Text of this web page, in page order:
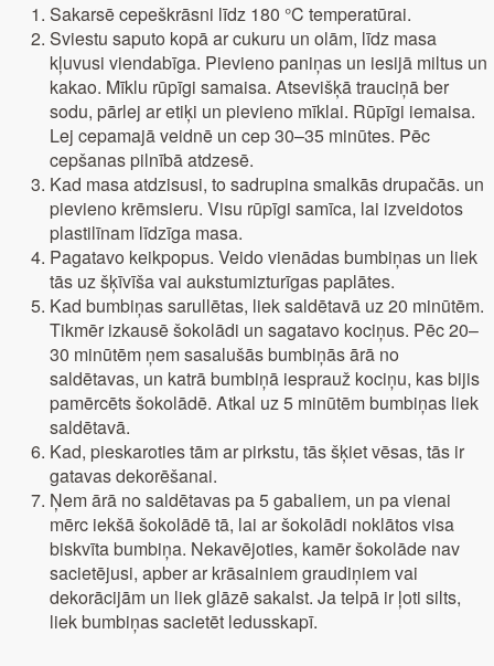
Sakarsē cepeškrāsni līdz 180 °C temperatūrai.
Sviestu saputo kopā ar cukuru un olām, līdz masa
kļuvusi viendabīga. Pievieno paniņas un iesijā miltus un
kakao. Mīklu rūpīgi samaisa. Atsevišķā trauciņā ber
sodu, pārlej ar etiķi un pievieno mīklai. Rūpīgi iemaisa.
Lej cepamajā veidnē un cep 30–35 minūtes. Pēc
cepšanas pilnībā atdzesē.
Kad masa atdzisusi, to sadrupina smalkās drupačās. un
pievieno krēmsieru. Visu rūpīgi samīca, lai izveidotos
plastilīnam līdzīga masa.
Pagatavo keikpopus. Veido vienādas bumbiņas un liek
tās uz šķīvīša vai aukstumizturīgas paplātes.
Kad bumbiņas sarullētas, liek saldētavā uz 20 minūtēm.
Tikmēr izkausē šokolādi un sagatavo kociņus. Pēc 20–
30 minūtēm ņem sasalušās bumbiņās ārā no
saldētavas, un katrā bumbiņā iesprauž kociņu, kas bijis
pamērcēts šokolādē. Atkal uz 5 minūtēm bumbiņas liek
saldētavā.
Kad, pieskaroties tām ar pirkstu, tās šķiet vēsas, tās ir
gatavas dekorēšanai.
Ņem ārā no saldētavas pa 5 gabaliem, un pa vienai
mērc iekšā šokolādē tā, lai ar šokolādi noklātos visa
biskvīta bumbiņa. Nekavējoties, kamēr šokolāde nav
sacietējusi, apber ar krāsainiem graudiņiem vai
dekorācijām un liek glāzē sakalst. Ja telpā ir ļoti silts,
liek bumbiņas sacietēt ledusskapī.